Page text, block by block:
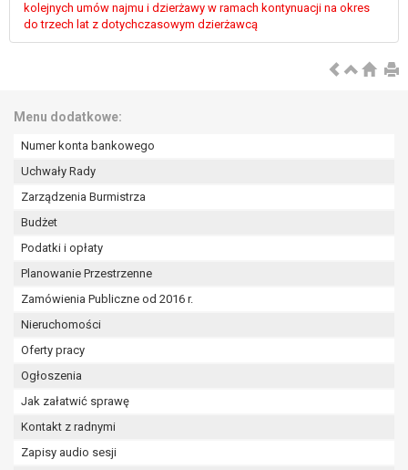
kolejnych umów najmu i dzierżawy w ramach kontynuacji na okres
do trzech lat z dotychczasowym dzierżawcą
Menu dodatkowe:
Numer konta bankowego
Uchwały Rady
Zarządzenia Burmistrza
Budżet
Podatki i opłaty
Planowanie Przestrzenne
Zamówienia Publiczne od 2016 r.
Nieruchomości
Oferty pracy
Ogłoszenia
Jak załatwić sprawę
Kontakt z radnymi
Zapisy audio sesji